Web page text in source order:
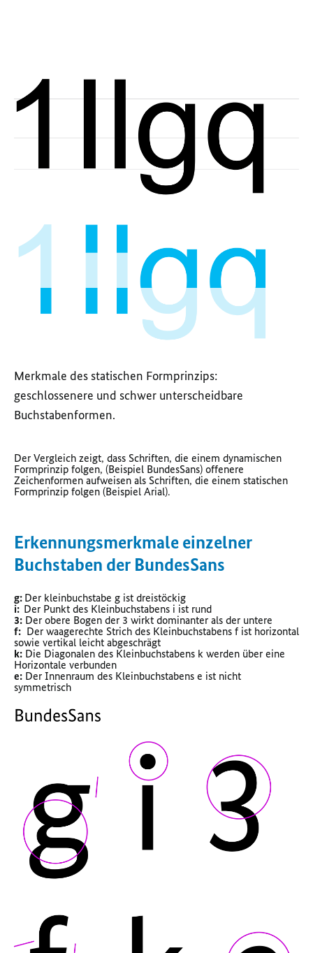
Merkmale des statischen Formprinzips:
geschlossenere und schwer unterscheidbare
Buchstabenformen.
Der Vergleich zeigt, dass Schriften, die einem dynamischen
Formprinzip folgen, (Beispiel BundesSans) offenere
Zeichenformen aufweisen als Schriften, die einem statischen
Formprinzip folgen (Beispiel Arial).
Erkennungsmerkmale einzelner
Buchstaben der BundesSans
g: Der kleinbuchstabe g ist dreistöckig
i: Der Punkt des Kleinbuchstabens i ist rund
3: Der obere Bogen der 3 wirkt dominanter als der untere
f: Der waagerechte Strich des Kleinbuchstabens f ist horizontal
sowie vertikal leicht abgeschrägt
k: Die Diagonalen des Kleinbuchstabens k werden über eine
Horizontale verbunden
e: Der Innenraum des Kleinbuchstabens e ist nicht
symmetrisch